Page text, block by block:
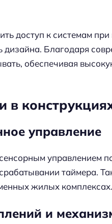
доступ к системам
дизайна. Благодаря
обеспечивая
в
управление
управлением
таймера.
жилых комплексах.
и